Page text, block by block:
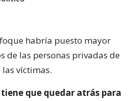
habría puesto mayor
de las personas privadas de
víctimas.
que quedar atrás para